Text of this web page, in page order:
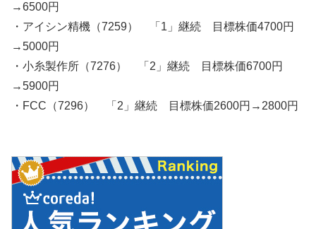
→6500円
・アイシン精機（7259） 「1」継続 目標株価4700円
→5000円
・小糸製作所（7276） 「2」継続 目標株価6700円
→5900円
・FCC（7296） 「2」継続 目標株価2600円→2800円